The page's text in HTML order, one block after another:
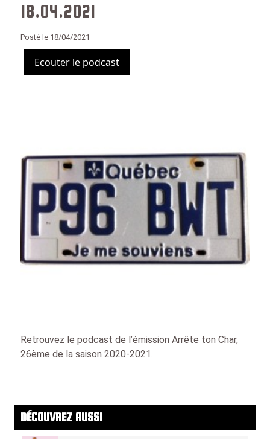
18.04.2021
Posté le 18/04/2021
Ecouter le podcast
Retrouvez le podcast de l’émission Arrête ton Char,
26ème de la saison 2020-2021.
DÉCOUVREZ AUSSI